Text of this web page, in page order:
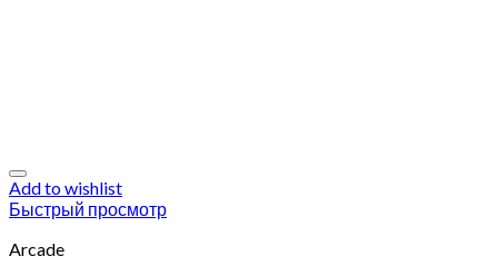
Add to wishlist
Быстрый просмотр
Arcade